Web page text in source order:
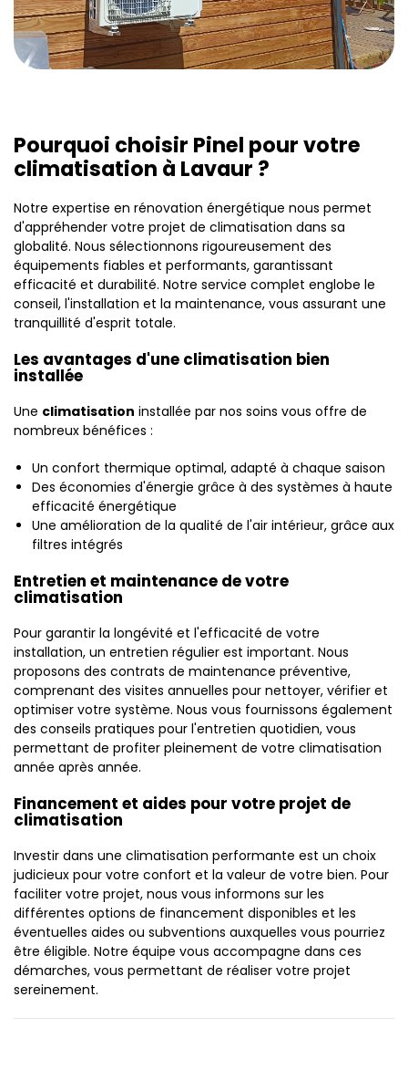
Pourquoi choisir Pinel pour votre
climatisation à Lavaur ?
Notre expertise en rénovation énergétique nous permet
d'appréhender votre projet de climatisation dans sa
globalité. Nous sélectionnons rigoureusement des
équipements fiables et performants, garantissant
efficacité et durabilité. Notre service complet englobe le
conseil, l'installation et la maintenance, vous assurant une
tranquillité d'esprit totale.
Les avantages d'une climatisation bien
installée
Une climatisation installée par nos soins vous offre de
nombreux bénéfices :
Un confort thermique optimal, adapté à chaque saison
Des économies d'énergie grâce à des systèmes à haute
efficacité énergétique
Une amélioration de la qualité de l'air intérieur, grâce aux
filtres intégrés
Entretien et maintenance de votre
climatisation
Pour garantir la longévité et l'efficacité de votre
installation, un entretien régulier est important. Nous
proposons des contrats de maintenance préventive,
comprenant des visites annuelles pour nettoyer, vérifier et
optimiser votre système. Nous vous fournissons également
des conseils pratiques pour l'entretien quotidien, vous
permettant de profiter pleinement de votre climatisation
année après année.
Financement et aides pour votre projet de
climatisation
Investir dans une climatisation performante est un choix
judicieux pour votre confort et la valeur de votre bien. Pour
faciliter votre projet, nous vous informons sur les
différentes options de financement disponibles et les
éventuelles aides ou subventions auxquelles vous pourriez
être éligible. Notre équipe vous accompagne dans ces
démarches, vous permettant de réaliser votre projet
sereinement.